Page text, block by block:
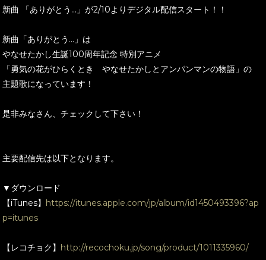
新曲 「ありがとう...」が2/10よりデジタル配信スタート！！
新曲「ありがとう...」は
やなせたかし生誕100周年記念 特別アニメ
「勇気の花がひらくとき やなせたかしとアンパンマンの物語」の
主題歌になっています！
是非みなさん、チェックして下さい！
主要配信先は以下となります。
▼ダウンロード
【iTunes】 https://itunes.apple.com/jp/album/id1450493396?ap
p=itunes
【レコチョク】 http://recochoku.jp/song/product/1011335960/